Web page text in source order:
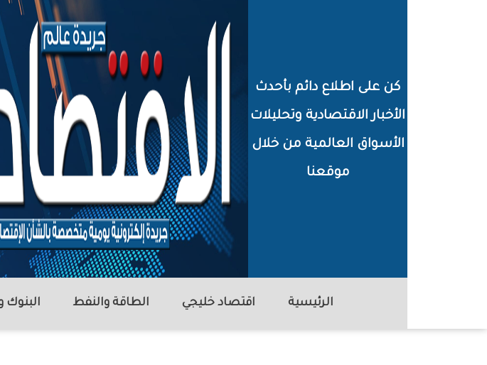
كن على اطلاع دائم بأحدث
الأخبار الاقتصادية وتحليلات
الأسواق العالمية من خلال
موقعنا
الرئيسية اقتصاد خليجي الطاقة والنفط البنوك